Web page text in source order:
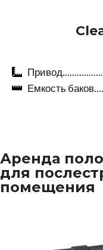
Емкость
Аренда
для
помещения